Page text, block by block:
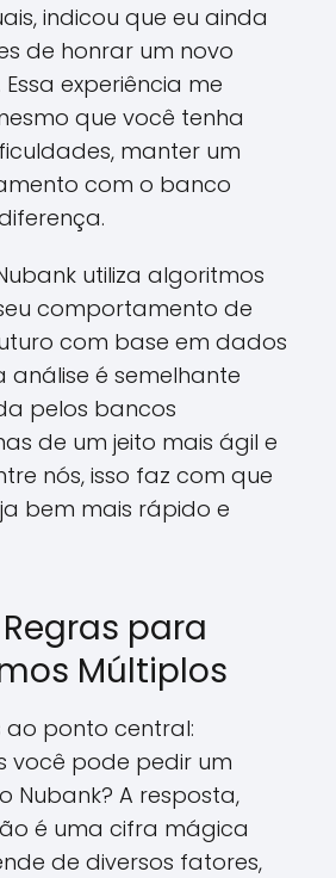
indicou que eu ainda
de honrar um novo
experiência me
que você tenha
manter um
com o banco
utiliza algoritmos
comportamento de
com base em dados
análise é semelhante
pelos bancos
de um jeito mais ágil e
nós, isso faz com que
bem mais rápido e
para
Múltiplos
ao ponto central:
você pode pedir um
Nubank? A resposta,
é uma cifra mágica
de diversos fatores,